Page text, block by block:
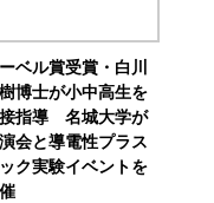
ベル賞受賞・白川
博士が小中高生を
指導 名城大学が
会と導電性プラス
ク実験イベントを